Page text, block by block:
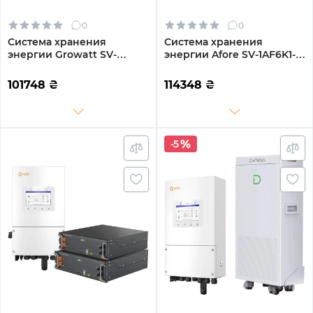
0
Система хранения
энергии Growatt SV-
10.2kWh 2BAT LiFePO4
6000 циклов (SV-1GR6K1-
101748 ₴
0
Система хранения
энергии Afore SV-1AF6K1-
2BAT LiFePO4 6000
циклов (SV-1AF6K1-
114348 ₴
-5